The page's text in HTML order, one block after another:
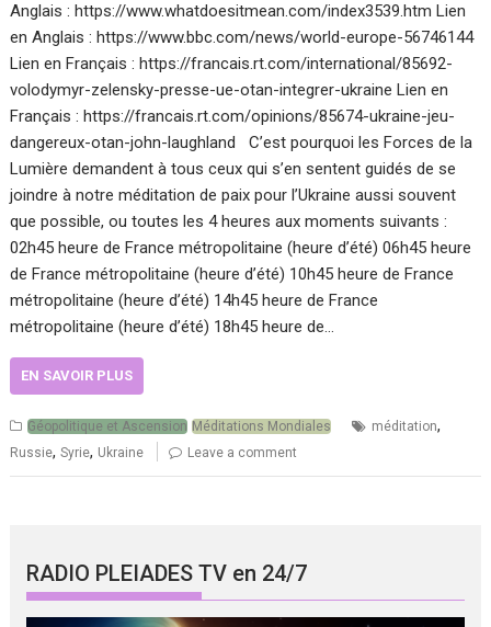
Anglais : https://www.whatdoesitmean.com/index3539.htm Lien
en Anglais : https://www.bbc.com/news/world-europe-56746144
Lien en Français : https://francais.rt.com/international/85692-
volodymyr-zelensky-presse-ue-otan-integrer-ukraine Lien en
Français : https://francais.rt.com/opinions/85674-ukraine-jeu-
dangereux-otan-john-laughland C’est pourquoi les Forces de la
Lumière demandent à tous ceux qui s’en sentent guidés de se
joindre à notre méditation de paix pour l’Ukraine aussi souvent
que possible, ou toutes les 4 heures aux moments suivants :
02h45 heure de France métropolitaine (heure d’été) 06h45 heure
de France métropolitaine (heure d’été) 10h45 heure de France
métropolitaine (heure d’été) 14h45 heure de France
métropolitaine (heure d’été) 18h45 heure de…
EN SAVOIR PLUS
Géopolitique et Ascension Méditations Mondiales méditation,
Russie,Syrie, Ukraine Leave a comment
RADIO PLEIADES TV en 24/7